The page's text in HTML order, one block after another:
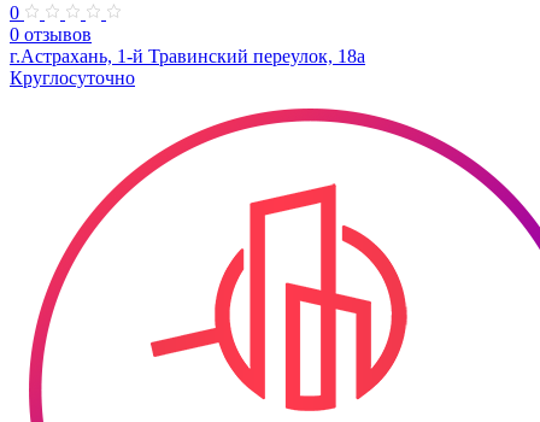
0
0 отзывов
г.Астрахань, 1-й Травинский переулок, 18а
Круглосуточно